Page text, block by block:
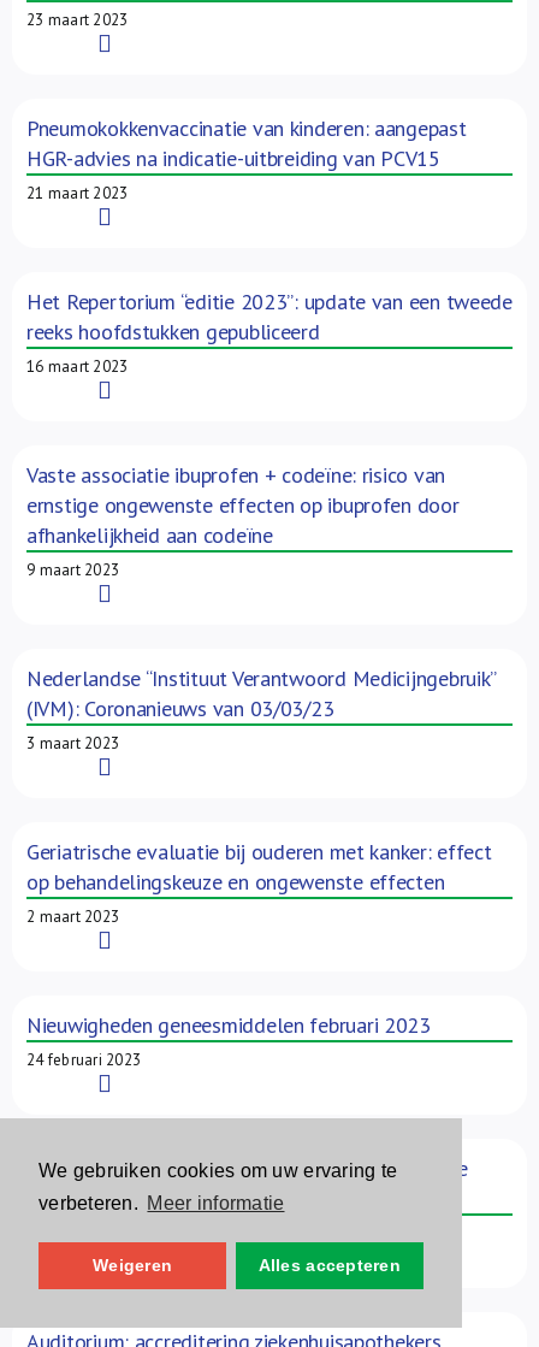
We gebruiken cookies om uw ervaring te
verbeteren. Meer informatie
Weigeren Alles accepteren
23 maart 2023
Pneumokokkenvaccinatie van kinderen: aangepast
HGR-advies na indicatie-uitbreiding van PCV15
21 maart 2023
Het Repertorium “editie 2023”: update van een tweede
reeks hoofdstukken gepubliceerd
16 maart 2023
Vaste associatie ibuprofen + codeïne: risico van
ernstige ongewenste effecten op ibuprofen door
afhankelijkheid aan codeïne
9 maart 2023
Nederlandse “Instituut Verantwoord Medicijngebruik”
(IVM): Coronanieuws van 03/03/23
3 maart 2023
Geriatrische evaluatie bij ouderen met kanker: effect
op behandelingskeuze en ongewenste effecten
2 maart 2023
Nieuwigheden geneesmiddelen februari 2023
24 februari 2023
Finasteride bij alopecie: signalen van ongewenste
effecten
Read More